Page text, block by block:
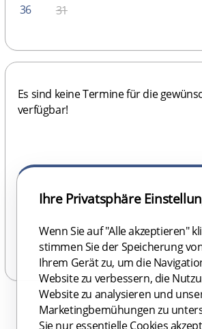
36 31
Es sind keine Termine für die
verfügbar!
Ihre Privatsphäre
Wenn Sie auf "Alle akzeptieren"
stimmen Sie der Speicherung
Ihrem Gerät zu, um die
Website zu verbessern, die
Website zu analysieren und
Marketingbemühungen zu
Sie nur essentielle Cookies